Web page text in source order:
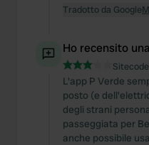
Tradotto da Google
Ho recensito
L'app P Verde
posto (e
degli strani
passeggiata per
anche possibile